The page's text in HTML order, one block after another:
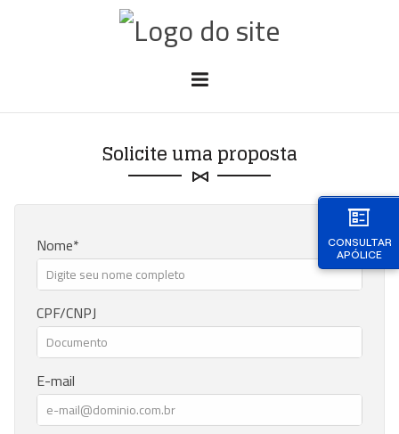
CONSULTAR
APÓLICE
Solicite uma proposta
Nome
CPF/CNPJ
E-mail